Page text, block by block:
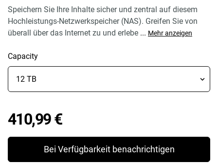
Speichern Sie Ihre Inhalte sicher und zentral auf diesem
Hochleistungs-Netzwerkspeicher (NAS). Greifen Sie von
überall über das Internet zu und erlebe ... Mehr anzeigen
Capacity
410,99 €Price 410,99 €
Bei Verfügbarkeit benachrichtigen